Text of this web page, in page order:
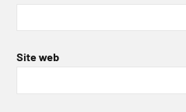
Site web